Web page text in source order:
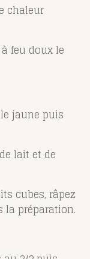
chaleur
feu doux le
jaune puis
lait et de
cubes, râpez
la préparation.